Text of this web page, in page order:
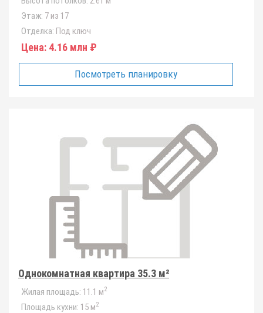
Этаж: 7 из 17
Отделка: Под ключ
Цена: 4.16 млн ₽
Посмотреть планировку
Однокомнатная квартира 35.3 м²
Жилая площадь: 11.1 м2
Площадь кухни: 15 м2